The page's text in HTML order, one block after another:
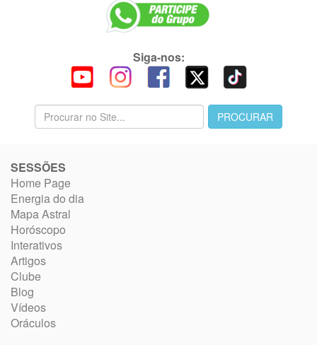
Siga-nos:
SESSÕES
Home Page
Energia do dia
Mapa Astral
Horóscopo
Interativos
Artigos
Clube
Blog
Vídeos
Oráculos